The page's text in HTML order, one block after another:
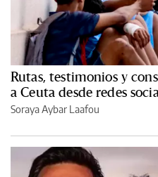
Rutas, testimonios y
a Ceuta desde redes
Soraya Aybar Laafou